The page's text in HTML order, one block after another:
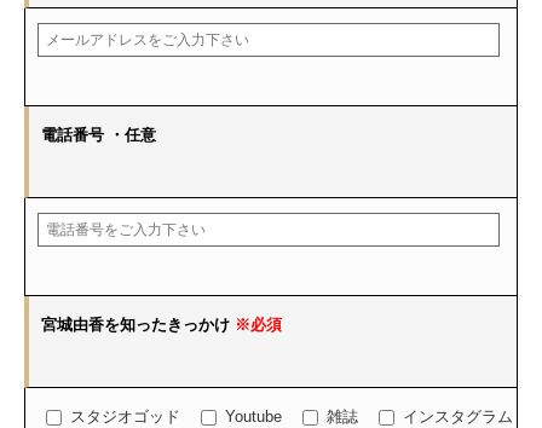
電話番号 ・任意
宮城由香を知ったきっかけ ※必須
スタジオゴッド Youtube 雑誌
インスタグラム